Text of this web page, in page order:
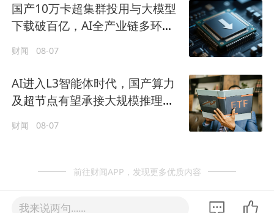
国产10万卡超集群投用与大模型
下载破百亿，AI全产业链多环节
实现快速突破
财闻 08-07
AI进入L3智能体时代，国产算力
及超节点有望承接大规模推理需
财闻 08-07
前往财闻APP，发现更多优质内容
我来说两句......